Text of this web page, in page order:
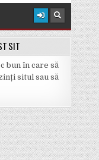
SIT
bun în care să
situl sau să